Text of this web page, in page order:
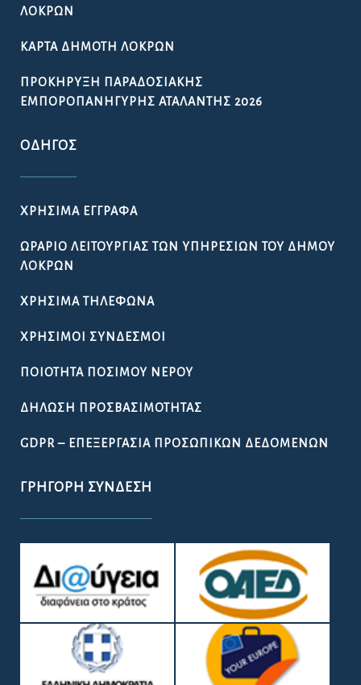
ΛΟΚΡΏΝ
ΚΆΡΤΑ ΔΗΜΌΤΗ ΛΟΚΡΏΝ
ΠΡΟΚΉΡΥΞΗ ΠΑΡΑΔΟΣΙΑΚΉΣ
ΕΜΠΟΡΟΠΑΝΉΓΥΡΗΣ ΑΤΑΛΆΝΤΗΣ 2026
ΟΔΗΓΌΣ
ΧΡΉΣΙΜΑ ΈΓΓΡΑΦΑ
ΩΡΆΡΙΟ ΛΕΙΤΟΥΡΓΊΑΣ ΤΩΝ ΥΠΗΡΕΣΙΏΝ ΤΟΥ ΔΉΜΟΥ
ΛΟΚΡΏΝ
ΧΡΉΣΙΜΑ ΤΗΛΈΦΩΝΑ
ΧΡΉΣΙΜΟΙ ΣΎΝΔΕΣΜΟΙ
ΠΟΙΌΤΗΤΑ ΠΌΣΙΜΟΥ ΝΕΡΟΎ
ΔΉΛΩΣΗ ΠΡΟΣΒΑΣΙΜΌΤΗΤΑΣ
GDPR – ΕΠΕΞΕΡΓΑΣΙΑ ΠΡΟΣΩΠΙΚΩΝ ΔΕΔΟΜΕΝΩΝ
ΓΡΉΓΟΡΗ ΣΎΝΔΕΣΗ